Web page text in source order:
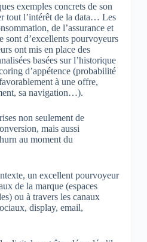
exemples concrets de son
tout l’intérêt de la data… Les
de l’assurance et
sont d’excellents pourvoyeurs
ont mis en place des
basées sur l’historique
d’appétence (probabilité
à une offre,
sa navigation…).
non seulement de
mais aussi
au moment du
un excellent pourvoyeur
de la marque (espaces
ou à travers les canaux
display, email,